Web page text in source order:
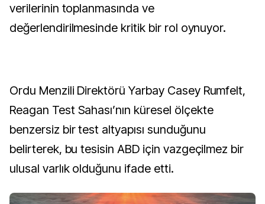
verilerinin toplanmasında ve
değerlendirilmesinde kritik bir rol oynuyor.
Ordu Menzili Direktörü Yarbay Casey Rumfelt,
Reagan Test Sahası’nın küresel ölçekte
benzersiz bir test altyapısı sunduğunu
belirterek, bu tesisin ABD için vazgeçilmez bir
ulusal varlık olduğunu ifade etti.